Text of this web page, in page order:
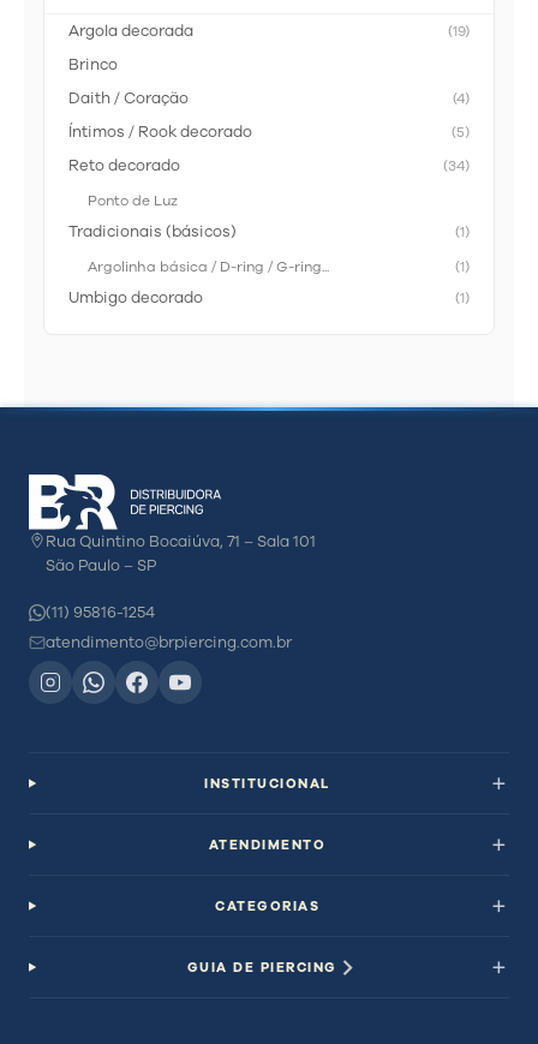
Argola decorada (19)
Brinco
Daith / Coração
(4)
Íntimos / Rook decorado (5)
Reto decorado
(34)
Ponto de Luz
Tradicionais (básicos)
(1)
Argolinha básica / D-ring / G-ring...
(1)
Umbigo decorado (1)
Rua Quintino Bocaiúva, 71 – Sala 101
São Paulo – SP
(11) 95816-1254
atendimento@brpiercing.com.br
INSTITUCIONAL
ATENDIMENTO
CATEGORIAS
GUIA DE PIERCING